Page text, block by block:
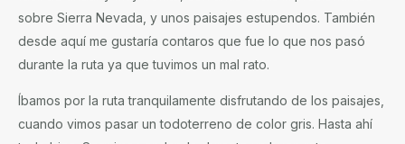
sobre Sierra Nevada, y unos paisajes estupendos. También
desde aquí me gustaría contaros que fue lo que nos pasó
durante la ruta ya que tuvimos un mal rato.
Íbamos por la ruta tranquilamente disfrutando de los paisajes,
cuando vimos pasar un todoterreno de color gris. Hasta ahí